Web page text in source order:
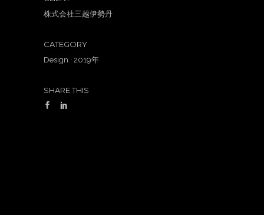
株式会社三越伊勢丹
CATEGORY
Design 2019年
SHARE THIS